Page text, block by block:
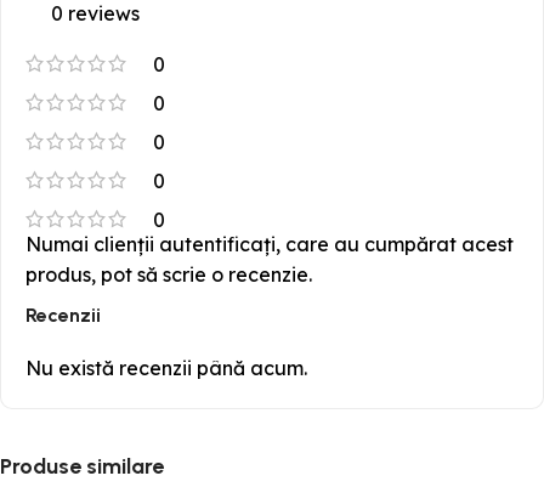
0 reviews
0
0
0
0
0
Recenzii
Nu există recenzii până acum.
Numai clienții autentificați, care au cumpărat acest
produs, pot să scrie o recenzie.
Produse similare